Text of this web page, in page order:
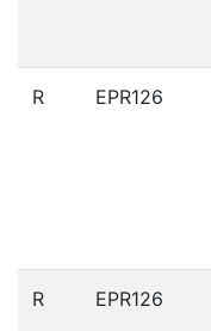
R EPR126
R EPR126